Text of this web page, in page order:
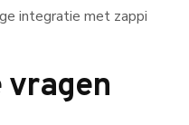
integratie met zappi
vragen